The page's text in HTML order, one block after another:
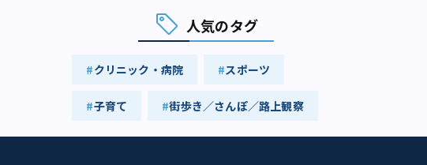
人気のタグ
クリニック・病院 スポーツ
子育て 街歩き／さんぽ／路上観察